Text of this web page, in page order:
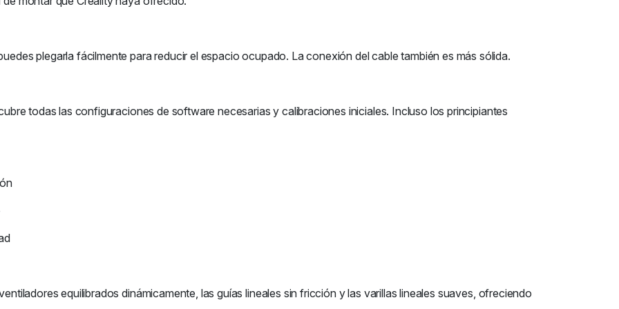
plegarla fácilmente para reducir el espacio ocupado. La conexión del cable también es más sólida.
todas las configuraciones de software necesarias y calibraciones iniciales. Incluso los principiantes
equilibrados dinámicamente, las guías lineales sin fricción y las varillas lineales suaves, ofreciendo